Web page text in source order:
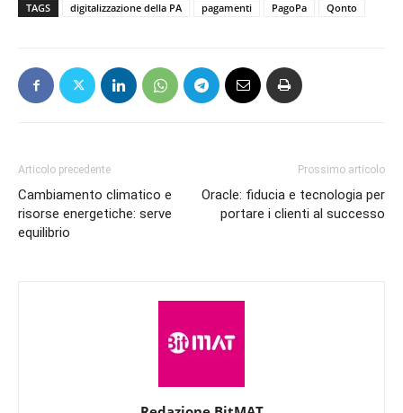
TAGS digitalizzazione della PA pagamenti PagoPa Qonto
Articolo precedente
Cambiamento climatico e
risorse energetiche: serve
equilibrio
Prossimo articolo
Oracle: fiducia e tecnologia per
portare i clienti al successo